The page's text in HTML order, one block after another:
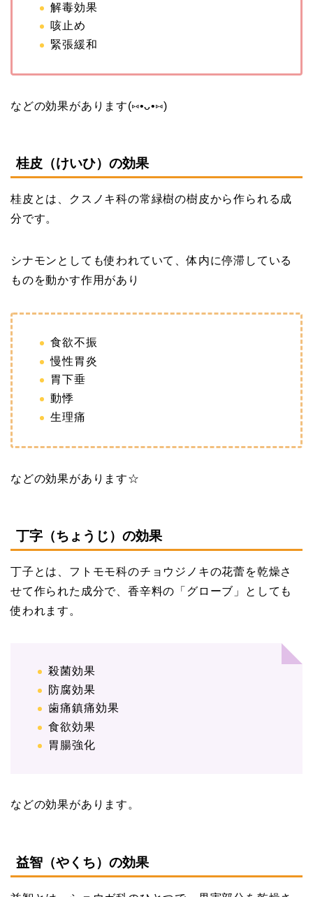
解毒効果
咳止め
緊張緩和
などの効果があります(⑅•ᴗ•⑅)
桂皮（けいひ）の効果
桂皮とは、クスノキ科の常緑樹の樹皮から作られる成
分です。
シナモンとしても使われていて、体内に停滞している
ものを動かす作用があり
食欲不振
慢性胃炎
胃下垂
動悸
生理痛
などの効果があります☆
丁字（ちょうじ）の効果
丁子とは、フトモモ科のチョウジノキの花蕾を乾燥さ
せて作られた成分で、香辛料の「グローブ」としても
使われます。
殺菌効果
防腐効果
歯痛鎮痛効果
食欲効果
胃腸強化
などの効果があります。
益智（やくち）の効果